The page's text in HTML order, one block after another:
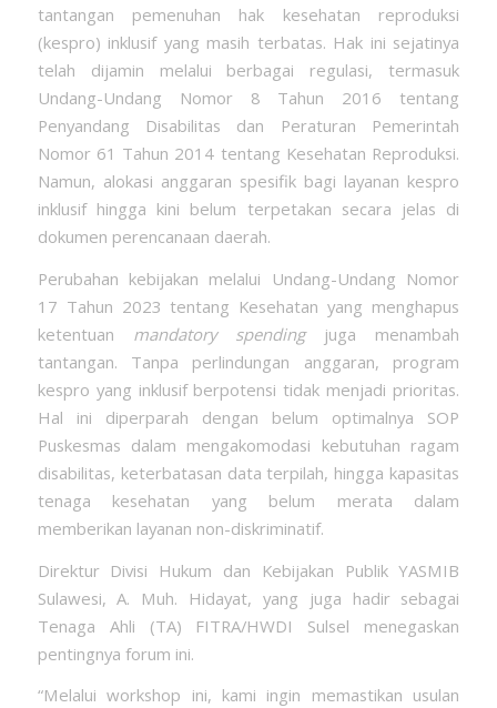
tantangan pemenuhan hak kesehatan reproduksi
(kespro) inklusif yang masih terbatas. Hak ini sejatinya
telah dijamin melalui berbagai regulasi, termasuk
Undang-Undang Nomor 8 Tahun 2016 tentang
Penyandang Disabilitas dan Peraturan Pemerintah
Nomor 61 Tahun 2014 tentang Kesehatan Reproduksi.
Namun, alokasi anggaran spesifik bagi layanan kespro
inklusif hingga kini belum terpetakan secara jelas di
dokumen perencanaan daerah.
Perubahan kebijakan melalui Undang-Undang Nomor
17 Tahun 2023 tentang Kesehatan yang menghapus
ketentuan mandatory spendingjuga menambah
tantangan. Tanpa perlindungan anggaran, program
kespro yang inklusif berpotensi tidak menjadi prioritas.
Hal ini diperparah dengan belum optimalnya SOP
Puskesmas dalam mengakomodasi kebutuhan ragam
disabilitas, keterbatasan data terpilah, hingga kapasitas
tenaga kesehatan yang belum merata dalam
memberikan layanan non-diskriminatif.
Direktur Divisi Hukum dan Kebijakan Publik YASMIB
Sulawesi, A. Muh. Hidayat, yang juga hadir sebagai
Tenaga Ahli (TA) FITRA/HWDI Sulsel menegaskan
pentingnya forum ini.
“Melalui workshop ini, kami ingin memastikan usulan